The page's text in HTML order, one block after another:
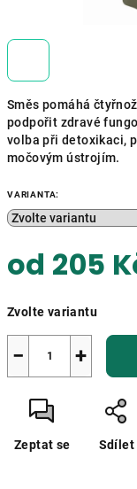
Směs pomáhá
podpořit zdravé
volba při detoxikaci,
močovým ústrojím.
VARIANTA:
od 205
cena:
Zvolte variantu
+
−
Zeptat se Sdílet